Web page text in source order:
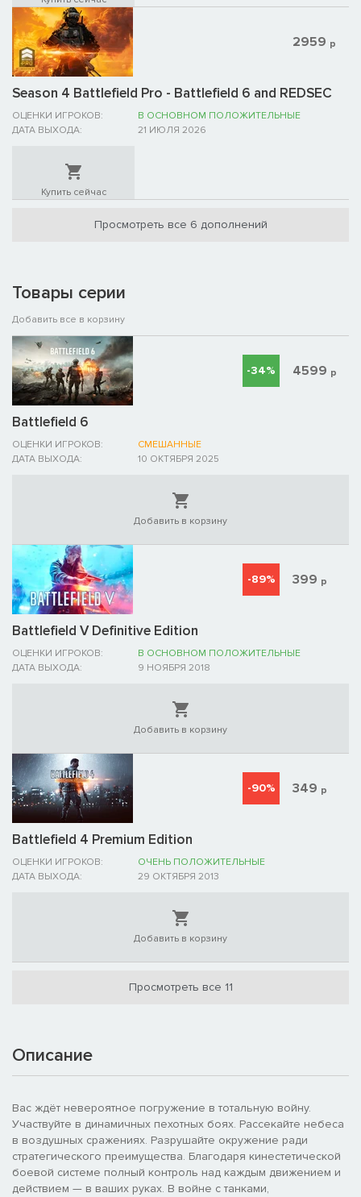
Season 4 Battlefield Pro - Battlefield 6 and REDSEC
ОЦЕНКИ ИГРОКОВ:
В ОСНОВНОМ ПОЛОЖИТЕЛЬНЫЕ
ДАТА ВЫХОДА:
21 ИЮЛЯ 2026
2959 р
Купить сейчас
Просмотреть все 6 дополнений
Товары серии
Добавить все в корзину
Battlefield 6
ОЦЕНКИ ИГРОКОВ:
СМЕШАННЫЕ
ДАТА ВЫХОДА:
10 ОКТЯБРЯ 2025
-34% 4599 р
Добавить в корзину
Battlefield V Definitive Edition
ОЦЕНКИ ИГРОКОВ:
В ОСНОВНОМ ПОЛОЖИТЕЛЬНЫЕ
ДАТА ВЫХОДА:
9 НОЯБРЯ 2018
-89% 399 р
Добавить в корзину
Battlefield 4 Premium Edition
ОЦЕНКИ ИГРОКОВ:
ОЧЕНЬ ПОЛОЖИТЕЛЬНЫЕ
ДАТА ВЫХОДА:
29 ОКТЯБРЯ 2013
-90% 349 р
Добавить в корзину
Просмотреть все 11
Описание
Вас ждёт невероятное погружение в тотальную войну.
Участвуйте в динамичных пехотных боях. Рассекайте небеса
в воздушных сражениях. Разрушайте окружение ради
стратегического преимущества. Благодаря кинестетической
боевой системе полный контроль над каждым движением и
действием — в ваших руках. В войне с танками,